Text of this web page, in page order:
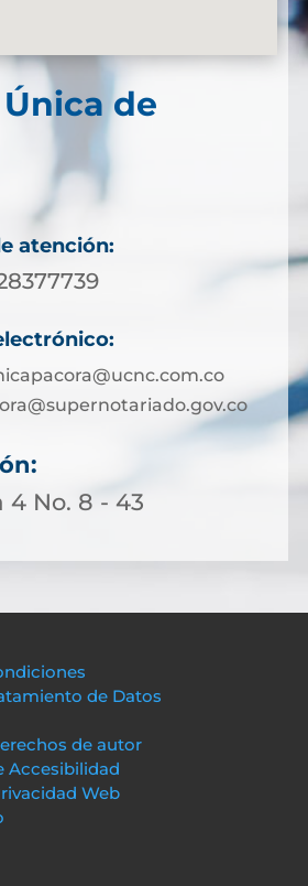
de
atención:
4 No. 8 - 43
de Datos
de autor
Accesibilidad
Web